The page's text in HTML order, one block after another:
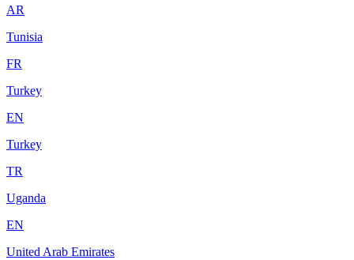
AR
Tunisia
FR
Turkey
EN
Turkey
TR
Uganda
EN
United Arab Emirates